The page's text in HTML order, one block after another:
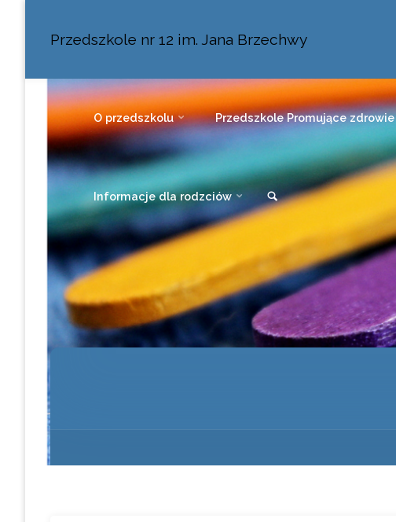
Przedszkole nr 12 im. Jana Brzechwy
O przedszkolu Przedszkole Promujące zdrowie
Informacje dla rodzciów